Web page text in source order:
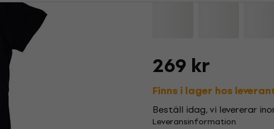
269 kr
Finns i lager hos
Beställ idag, vi levererar
Leveransinformation